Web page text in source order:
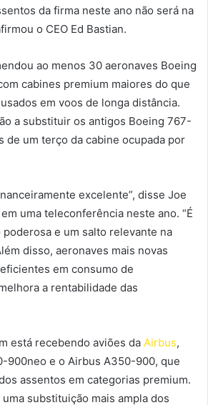
da firma neste ano não será na
o CEO Ed Bastian.
ao menos 30 aeronaves Boeing
cabines premium maiores do que
em voos de longa distância.
a substituir os antigos Boeing 767-
de um terço da cabine ocupada por
excelente”, disse Joe
uma teleconferência neste ano. “É
poderosa e um salto relevante na
disso, aeronaves mais novas
em consumo de
a rentabilidade das
está recebendo aviões da Airbus,
900neo e o Airbus A350-900, que
assentos em categorias premium.
substituição mais ampla dos